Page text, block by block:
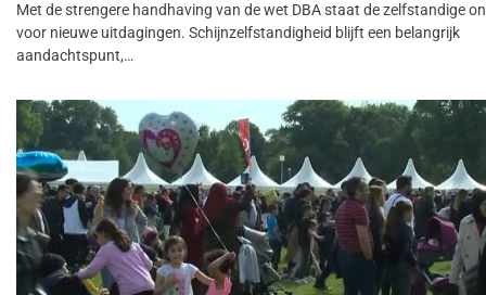
Met de strengere handhaving van de wet DBA staat de zelfstandige
voor nieuwe uitdagingen. Schijnzelfstandigheid blijft een belangrijk
aandachtspunt,…